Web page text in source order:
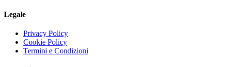
Legale
Privacy Policy
Cookie Policy
Termini e Condizioni